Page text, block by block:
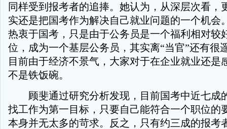
同样受到报考者的追捧。她认为，从深层次看，
实还是把国考作为解决自己就业问题的一个机会
热衷于国考，只是由于公务员是一个福利相对较
位，成为一个基层公务员，其实离“当官”还有很
目前由于经济不景气，大家对于在企业就业还是
不是铁饭碗。
顾斐通过研究分析发现，目前国考中近七成
找工作为第一目标，只要自己能符合一个职位的
本身并无太多的苛求。反之，只有约三成的报考